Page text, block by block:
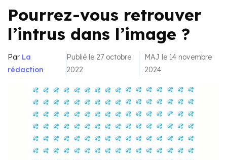
Pourrez-vous retrouver
l’intrus dans l’image ?
Par La
rédaction
Publié le 27 octobre
2022
MAJ le 14 novembre
2024